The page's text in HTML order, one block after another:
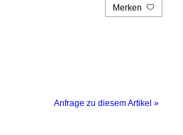
Merken
Anfrage zu diesem Artikel »